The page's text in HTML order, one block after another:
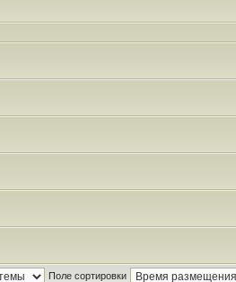
Поле сортировки